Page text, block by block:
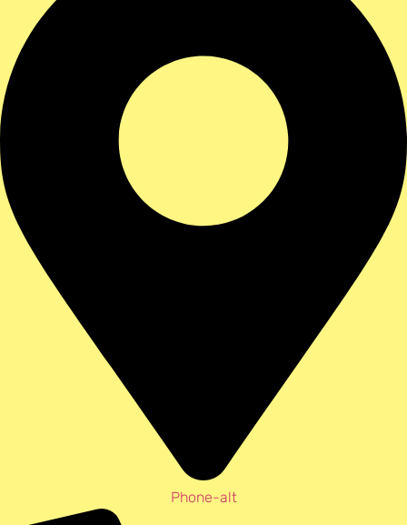
Phone-alt